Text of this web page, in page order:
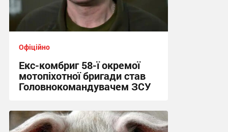
Офіційно
Екс-комбриг 58-ї окремої
мотопіхотної бригади став
Головнокомандувачем ЗСУ
23:25, 21.07.2026